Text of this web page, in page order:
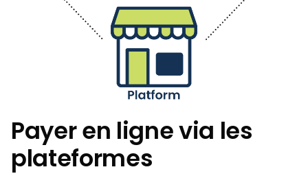
Payer en ligne via les
plateformes